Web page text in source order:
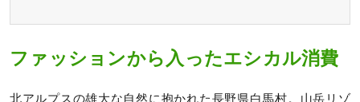
ファッションから入ったエシカル消費
北アルプスの雄大な自然に抱かれた長野県白馬村。山岳リゾ